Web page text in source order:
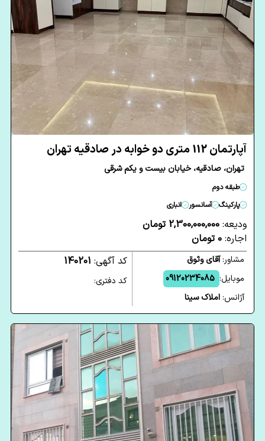
آپارتمان 112 متری دو خوابه در صادقیه تهران
تهران، صادقیه، خیابان بیست و یکم شرقی
طبقه دوم
پارکینگ
آسانسور انباری
ودیعه: 2,300,000,000 تومان
اجاره: 0 تومان
مشاور:آقای وثوق
موبایل: 09120234085
آژانس:املاک سینا
کد آگهی: 140201
کد دفتری: